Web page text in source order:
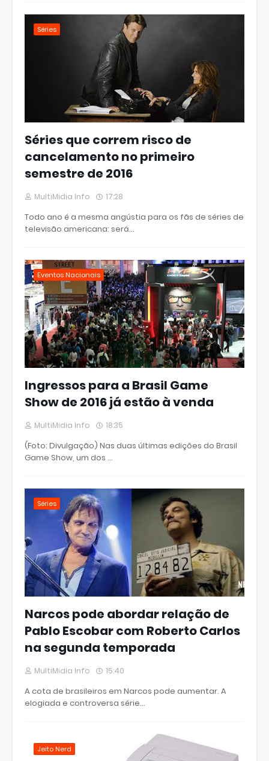
Séries
Séries que correm risco de
cancelamento no primeiro
semestre de 2016
MultiMidia Info 17:28
Todo ano é a mesma angústia para os fãs de séries de
televisão americana: será…
Eventos Nacionais
Ingressos para a Brasil Game
Show de 2016 já estão à venda
MultiMidia Info 18:35
(Foto: Divulgação) Nas duas últimas edições do Brasil
Game Show, um dos …
Séries
Narcos pode abordar relação de
Pablo Escobar com Roberto Carlos
na segunda temporada
MultiMidia Info 15:40
A cota de brasileiros em Narcos pode aumentar. A
elogiada e controversa série…
Jeito Nerd